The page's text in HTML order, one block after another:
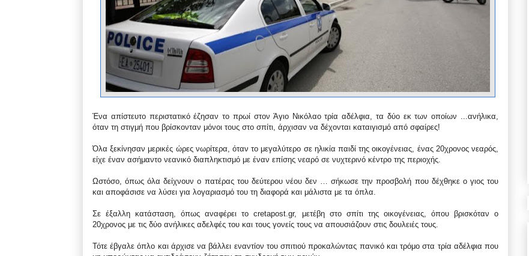
Ένα απίστευτο περιστατικό έζησαν το πρωί στον Άγιο Νικόλαο τρία αδέλφια, τα δύο εκ των οποίων ... ανήλικα,
όταν τη στιγμή που βρίσκονταν μόνοι τους στο σπίτι, άρχισαν να δέχονται καταιγισμό από σφαίρες!
Όλα ξεκίνησαν μερικές ώρες νωρίτερα, όταν το μεγαλύτερο σε ηλικία παιδί της οικογένειας, ένας 20χρονος νεαρός,
είχε έναν ασήμαντο νεανικό διαπληκτισμό με έναν επίσης νεαρό σε νυχτερινό κέντρο της περιοχής.
Ωστόσο, όπως όλα δείχνουν ο πατέρας του δεύτερου νέου δεν … σήκωσε την προσβολή που δέχθηκε ο γιος του
και αποφάσισε να λύσει για λογαριασμό του τη διαφορά και μάλιστα με τα όπλα.
Σε έξαλλη κατάσταση, όπως αναφέρει το cretapost.gr, μετέβη στο σπίτι της οικογένειας, όπου βρισκόταν ο
20χρονος με τις δύο ανήλικες αδελφές του και τους γονείς τους να απουσιάζουν στις δουλειές τους.
Τότε έβγαλε όπλο και άρχισε να βάλλει εναντίον του σπιτιού προκαλώντας πανικό και τρόμο στα τρία αδέλφια που